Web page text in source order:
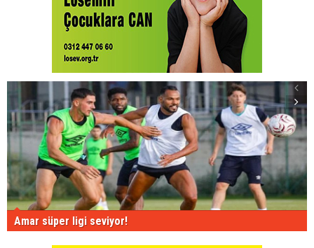
Amar süper ligi seviyor!